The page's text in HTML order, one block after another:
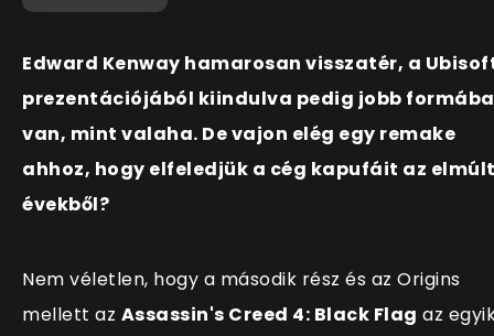
Edward Kenway hamarosan visszatér, a
prezentációjából kiindulva pedig jobb
van, mint valaha. De vajon elég egy remake
ahhoz, hogy elfeledjük a cég kapufáit az
évekből?
Nem véletlen, hogy a második rész és az Origins
mellett az Assassin's Creed 4: Black Flag az